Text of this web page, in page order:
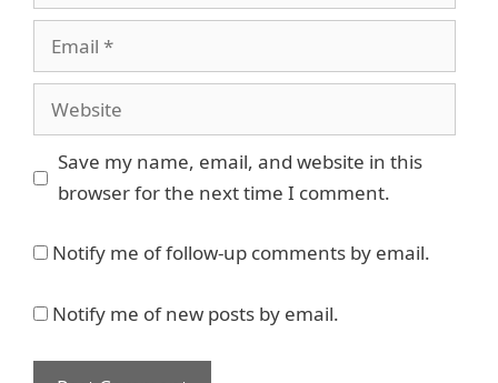
Email
Website
Save my name, email, and website in this
browser for the next time I comment.
Notify me of follow-up comments by email.
Notify me of new posts by email.